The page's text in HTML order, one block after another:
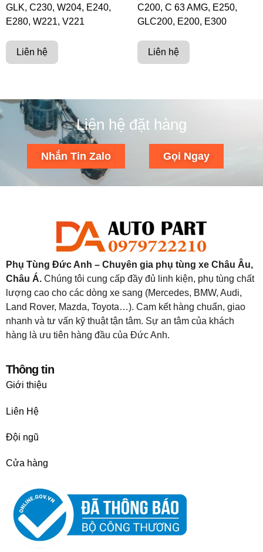
GLK, C230, W204, E240,
E280, W221, V221
Liên hệ
C200, C 63 AMG, E250,
GLC200, E200, E300
Liên hệ
Liên hệ đặt hàng
Nhắn Tin Zalo Gọi Ngay
Phụ Tùng Đức Anh – Chuyên gia phụ tùng xe Châu Âu,
Châu Á. Chúng tôi cung cấp đầy đủ linh kiện, phụ tùng chất
lượng cao cho các dòng xe sang (Mercedes, BMW, Audi,
Land Rover, Mazda, Toyota…). Cam kết hàng chuẩn, giao
nhanh và tư vấn kỹ thuật tận tâm. Sự an tâm của khách
hàng là ưu tiên hàng đầu của Đức Anh.
Thông tin
Giới thiệu
Liên Hệ
Đội ngũ
Cửa hàng